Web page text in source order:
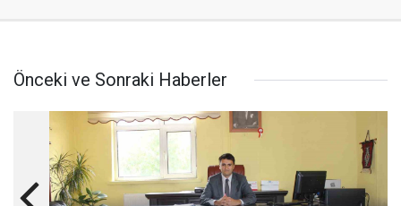
Önceki ve Sonraki Haberler